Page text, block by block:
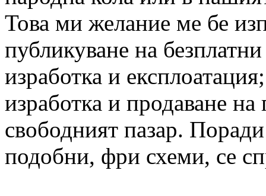
Това ми желание ме бе
публикуване на
изработка и
изработка и продаване на
свободният пазар.
подобни, фри схеми, се